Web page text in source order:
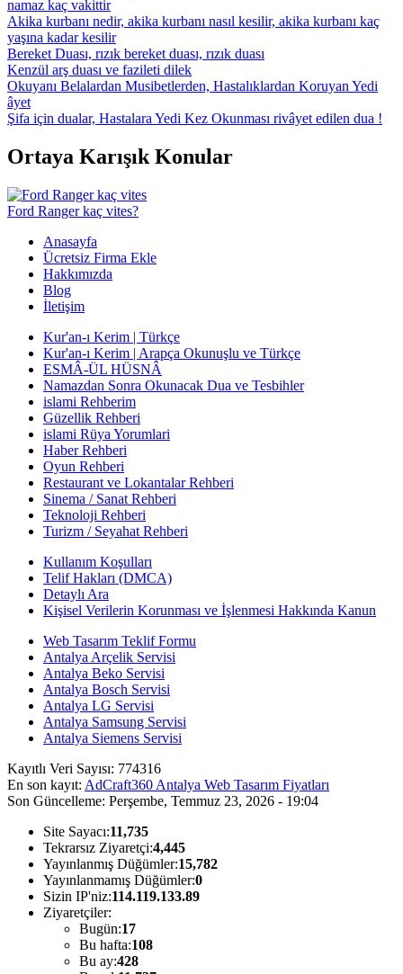
namaz kaç vakittir
Akika kurbanı nedir, akika kurbanı nasıl kesilir, akika kurbanı kaç
yaşına kadar kesilir
Bereket Duası, rızık bereket duası, rızık duası
Kenzül arş duası ve fazileti dilek
Okuyanı Belalardan Musibetlerden, Hastalıklardan Koruyan Yedi
âyet
Şifa için dualar, Hastalara Yedi Kez Okunması rivâyet edilen dua !
Ortaya Karışık Konular
Ford Ranger kaç vites?
Anasayfa
Ücretsiz Firma Ekle
Hakkımızda
Blog
İletişim
Kur'an-ı Kerim | Türkçe
Kur'an-ı Kerim | Arapça Okunuşlu ve Türkçe
ESMÂ-ÜL HÜSNÂ
Namazdan Sonra Okunacak Dua ve Tesbihler
islami Rehberim
Güzellik Rehberi
islami Rüya Yorumlari
Haber Rehberi
Oyun Rehberi
Restaurant ve Lokantalar Rehberi
Sinema / Sanat Rehberi
Teknoloji Rehberi
Turizm / Seyahat Rehberi
Kullanım Koşulları
Telif Hakları (DMCA)
Detaylı Ara
Kişisel Verilerin Korunması ve İşlenmesi Hakkında Kanun
Web Tasarım Teklif Formu
Antalya Arçelik Servisi
Antalya Beko Servisi
Antalya Bosch Servisi
Antalya LG Servisi
Antalya Samsung Servisi
Antalya Siemens Servisi
Kayıtlı Veri Sayısı: 774316
En son kayıt: AdCraft360 Antalya Web Tasarım Fiyatları
Son Güncelleme: Perşembe, Temmuz 23, 2026 - 19:04
Site Sayacı:11,735
Tekrarsız Ziyaretçi:4,445
Yayınlanmış Düğümler:15,782
Yayınlanmamış Düğümler:0
Sizin IP'niz:114.119.133.89
Ziyaretçiler:
Bugün:17
Bu hafta:108
Bu ay:428